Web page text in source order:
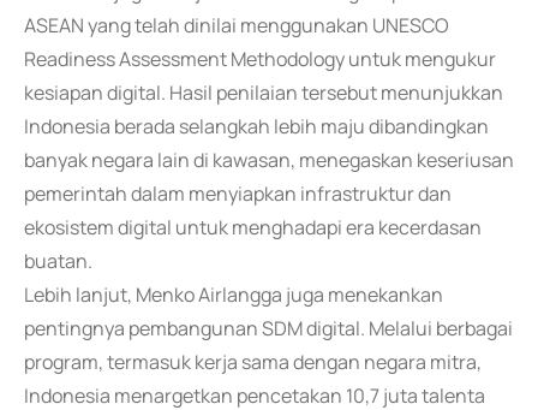
ASEAN yang telah dinilai menggunakan UNESCO
Readiness Assessment Methodology untuk mengukur
kesiapan digital. Hasil penilaian tersebut menunjukkan
Indonesia berada selangkah lebih maju dibandingkan
banyak negara lain di kawasan, menegaskan keseriusan
pemerintah dalam menyiapkan infrastruktur dan
ekosistem digital untuk menghadapi era kecerdasan
buatan.
Lebih lanjut, Menko Airlangga juga menekankan
pentingnya pembangunan SDM digital. Melalui berbagai
program, termasuk kerja sama dengan negara mitra,
Indonesia menargetkan pencetakan 10,7 juta talenta